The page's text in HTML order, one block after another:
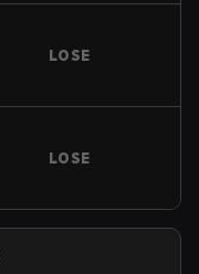
LOSE
LOSE